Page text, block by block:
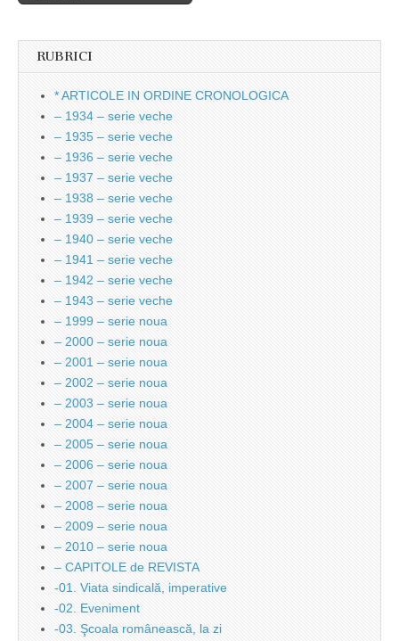
RUBRICI
* ARTICOLE IN ORDINE CRONOLOGICA
– 1934 – serie veche
– 1935 – serie veche
– 1936 – serie veche
– 1937 – serie veche
– 1938 – serie veche
– 1939 – serie veche
– 1940 – serie veche
– 1941 – serie veche
– 1942 – serie veche
– 1943 – serie veche
– 1999 – serie noua
– 2000 – serie noua
– 2001 – serie noua
– 2002 – serie noua
– 2003 – serie noua
– 2004 – serie noua
– 2005 – serie noua
– 2006 – serie noua
– 2007 – serie noua
– 2008 – serie noua
– 2009 – serie noua
– 2010 – serie noua
– CAPITOLE de REVISTA
-01. Viata sindicală, imperative
-02. Eveniment
-03. Şcoala românească, la zi